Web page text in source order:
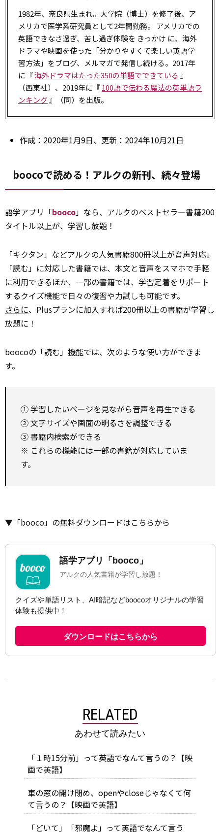
1982年、奈良県生まれ。大学院（博士）を修了後、ア
メリカで医学系研究員として2年間勤務。 アメリカでの
英語できなさ過ぎ、苦し過ぎ体験を きっかけ に、海外
ドラマや映画を使った「分かりやすくて楽しい英語学
習方法」をブログ、メルマガで発信し続ける。2017年
に『海外ドラマはたった350の単語でできている 』
（西東社）、2019年に『100語で伝わる魔法の英単語ラ
ンキング 』（同）を出版。
作成：2020年1月9日、更新：2024年10月21日
boocoで読める！アルクの新刊、続々登場
語学アプリ「booco」なら、アルクのベストセラー書籍200
タイトル以上が、学習し放題！
「キクタン」などアルクの人気書籍800冊以上が音声対応。
「読む」に対応した書籍では、本文と音声をスマホで手軽
に利用できるほか、一部の書籍では、学習定着をサポート
するクイズ機能で日々の復習や力試しも可能です。
さらに、Plusプランに加入すれば200冊以上の書籍が学習し
放題に！
boocoの「読む」 機能では、次のような使い方ができま
す。
① 学習したいページを見ながら音声を再生できる
② 文字サイズや画面の明るさを調整できる
③ 書籍内検索ができる
※ これらの機能には一部の書籍が対応していま
す。
▼「booco」の無料ダウンロードはこちらから
RELATED
あわせて読みたい
「１時15分前」って英語でなんて言うの？【映
画で英語】
車の窓の開け閉め、openやcloseじゃなくて何
て言うの？【映画で英語】
「どいて」「邪魔よ」って英語でなんて言う